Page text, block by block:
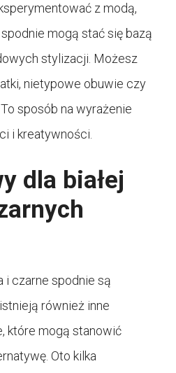
z modą,
spodnie mogą stać się bazą
stylizacji. Możesz
nietypowe obuwie czy
sposób na wyrażenie
i kreatywności.
dla białej
i czarne spodnie są
również inne
które mogą stanowić
Oto kilka